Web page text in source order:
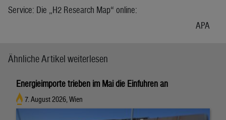
Service: Die „H2 Research Map“ online:
APA
Ähnliche Artikel weiterlesen
Energieimporte trieben im Mai die Einfuhren an
7. August 2026, Wien